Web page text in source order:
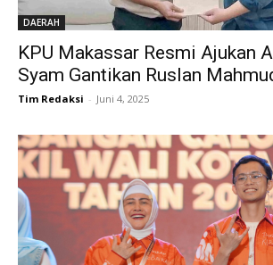
DAERAH
KPU Makassar Resmi Ajukan
Syam Gantikan Ruslan
Tim Redaksi - Juni 4, 2025